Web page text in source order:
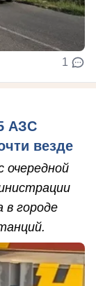
1
АЗС
везде
очередной
в городе